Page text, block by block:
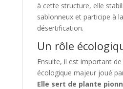
à cette structure, elle
sablonneux et participe à
désertification.
Un rôle
Ensuite, il est important
écologique majeur joué par
Elle sert de plante